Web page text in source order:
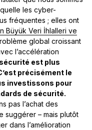
les cyber-
fréquentes ; elles ont
Büyük Veri İhlalleri ve
global croissant
l’accélération
est plus
précisément le
investissons pour
de sécurité.
pas l’achat des
suggérer – mais plutôt
dans l’amélioration